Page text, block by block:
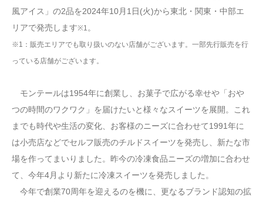
風アイス」の2品を2024年10月1日(火)から東北・関東・中部エ
リアで発売します※1 。
※1：販売エリアでも取り扱いのない店舗がございます。一部先行販売を行
っている店舗がございます。
モンテールは1954年に創業し、お菓子で広がる幸せや「おや
つの時間のワクワク」を届けたいと様々なスイーツを展開。これ
までも時代や生活の変化、お客様のニーズに合わせて1991年に
は小売店などでセルフ販売のチルドスイーツを発売し、新たな市
場を作ってまいりました。昨今の冷凍食品ニーズの増加に合わせ
て、今年4月より新たに冷凍スイーツを発売しました。
今年で創業70周年を迎えるのを機に、更なるブランド認知の拡